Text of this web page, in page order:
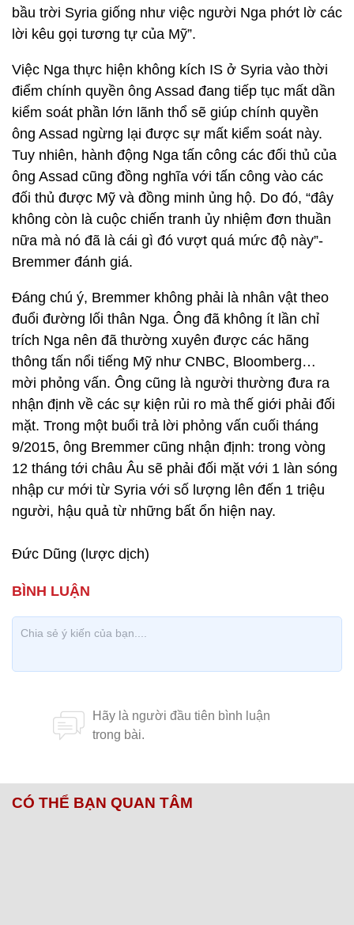
bầu trời Syria giống như việc người Nga phớt lờ các
lời kêu gọi tương tự của Mỹ”.
Việc Nga thực hiện không kích IS ở Syria vào thời
điểm chính quyền ông Assad đang tiếp tục mất dần
kiểm soát phần lớn lãnh thổ sẽ giúp chính quyền
ông Assad ngừng lại được sự mất kiểm soát này.
Tuy nhiên, hành động Nga tấn công các đối thủ của
ông Assad cũng đồng nghĩa với tấn công vào các
đối thủ được Mỹ và đồng minh ủng hộ. Do đó, “đây
không còn là cuộc chiến tranh ủy nhiệm đơn thuần
nữa mà nó đã là cái gì đó vượt quá mức độ này”-
Bremmer đánh giá.
Đáng chú ý, Bremmer không phải là nhân vật theo
đuổi đường lối thân Nga. Ông đã không ít lần chỉ
trích Nga nên đã thường xuyên được các hãng
thông tấn nổi tiếng Mỹ như CNBC, Bloomberg…
mời phỏng vấn. Ông cũng là người thường đưa ra
nhận định về các sự kiện rủi ro mà thế giới phải đối
mặt. Trong một buổi trả lời phỏng vấn cuối tháng
9/2015, ông Bremmer cũng nhận định: trong vòng
12 tháng tới châu Âu sẽ phải đối mặt với 1 làn sóng
nhập cư mới từ Syria với số lượng lên đến 1 triệu
người, hậu quả từ những bất ổn hiện nay.
Đức Dũng (lược dịch)
CÓ THỂ BẠN QUAN TÂM